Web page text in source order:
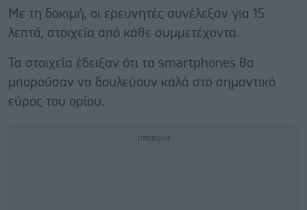
Με τη δοκιμή, οι ερευνητές συνέλεξαν για 15
λεπτά, στοιχεία από κάθε συμμετέχοντα.
Τα στοιχεία έδειξαν ότι τα smartphones θα
μπορούσαν να δουλεύουν καλά στο σημαντικό
εύρος του ορίου.